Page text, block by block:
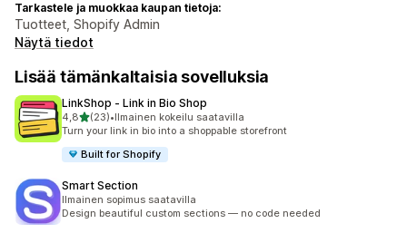
Tarkastele ja muokkaa kaupan tietoja:
Tuotteet, Shopify Admin
Näytä tiedot
Lisää tämänkaltaisia sovelluksia
LinkShop ‑ Link in Bio Shop
4,8/ 5 tähteä
(23)
23 arvostelua yhteensä
•Ilmainen kokeilu saatavilla
Turn your link in bio into a shoppable storefront
Built for Shopify
Smart Section
Ilmainen sopimus saatavilla
Design beautiful custom sections — no code needed